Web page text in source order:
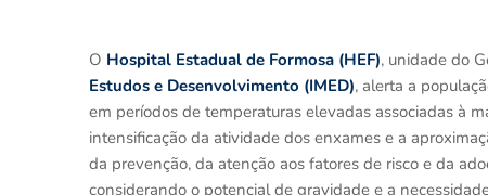
O Hospital Estadual de Formosa (HEF), unidade do
Estudos e Desenvolvimento (IMED), alerta a
em períodos de temperaturas elevadas associadas à
intensificação da atividade dos enxames e a
da prevenção, da atenção aos fatores de risco e da
considerando o potencial de gravidade e a